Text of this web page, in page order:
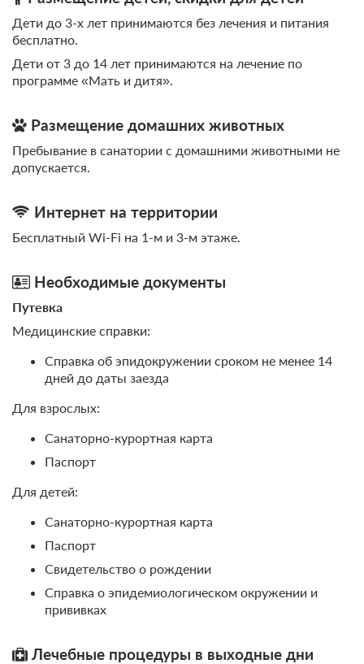
Ванная комната в номере
В стоимость входит:
3 050
ЗА ДЕНЬ ДЛЯ 1 ГОСТЯ
В стоимость входит:
лечение, четырехразовое питание
3 550
ЗА ДЕНЬ ДЛЯ 1 ГОСТЯ
Программа «Антистресс»
В стоимость входит:
лечение, четырехразовое питание
3 550
Дети до 3-х лет принимаются без лечения и питания
бесплатно.
Дети от 3 до 14 лет принимаются на лечение по
программе «Мать и дитя».
Размещение домашних животных
Пребывание в санатории с домашними животными не
допускается.
Интернет на территории
Бесплатный Wi-Fi на 1-м и 3-м этаже.
Необходимые документы
Путевка
Медицинские справки:
Справка об эпидокружении сроком не менее 14
дней до даты заезда
Для взрослых:
Санаторно-курортная карта
Паспорт
Для детей:
Санаторно-курортная карта
Паспорт
Свидетельство о рождении
Справка о эпидемиологическом окружении и
прививках
Лечебные процедуры в выходные дни